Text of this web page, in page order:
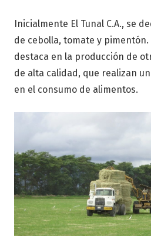
Inicialmente El Tunal C.A., se
de cebolla, tomate y pimentón.
destaca en la producción de
de alta calidad, que realizan
en el consumo de alimentos.